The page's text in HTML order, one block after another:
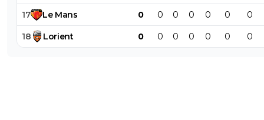
17 Le Mans 0 0 0 0 0 0 0
18 Lorient 0 0 0 0 0 0 0